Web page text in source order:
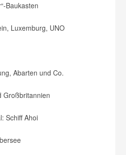
Baukasten
Luxemburg, UNO
Abarten und Co.
Großbritannien
Schiff Ahoi